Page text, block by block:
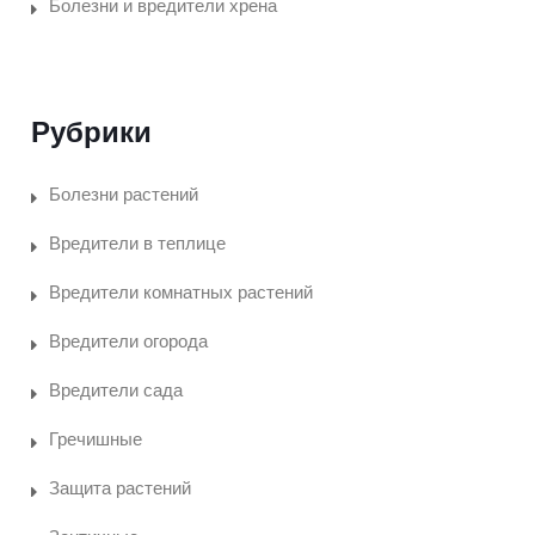
Болезни и вредители хрена
Рубрики
Болезни растений
Вредители в теплице
Вредители комнатных растений
Вредители огорода
Вредители сада
Гречишные
Защита растений